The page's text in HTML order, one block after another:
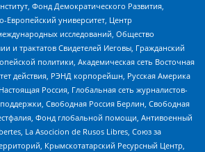
Фонд Демократического Развития,
Европейский университет, Центр
исследований, Общество
и трактатов Свидетелей Иеговы, Гражданский
политики, Академическая сеть Восточная
действия, РЭНД корпорейшн, Русская Америка
Россия, Глобальная сеть журналистов-
Свободная Россия Берлин, Свободная
Фонд глобальной помощи, Антивоенный
La Asocicion de Rusos Libres, Союз за
Крымскотатарский Ресурсный Центр,